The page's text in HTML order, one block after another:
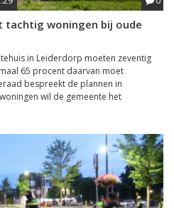
tachtig woningen bij oude
in Leiderdorp moeten zeventig
65 procent daarvan moet
bespreekt de plannen in
wil de gemeente het